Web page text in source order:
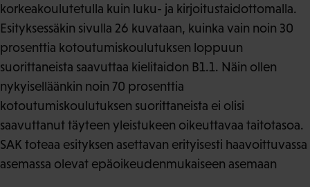
korkeakoulutetulla kuin luku- ja kirjoitustaidottomalla.
Esityksessäkin sivulla 26 kuvataan, kuinka vain noin 30
prosenttia kotoutumiskoulutuksen loppuun
suorittaneista saavuttaa kielitaidon B1.1. Näin ollen
nykyiselläänkin noin 70 prosenttia
kotoutumiskoulutuksen suorittaneista ei olisi
saavuttanut täyteen yleistukeen oikeuttavaa taitotasoa.
SAK toteaa esityksen asettavan erityisesti haavoittuvassa
asemassa olevat epäoikeudenmukaiseen asemaan